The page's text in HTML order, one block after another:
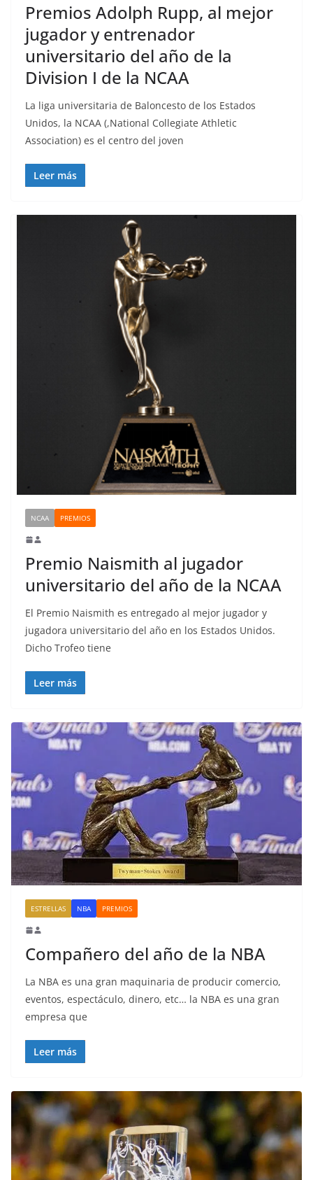
Premios Adolph Rupp, al mejor
jugador y entrenador
universitario del año de la
Division I de la NCAA
La liga universitaria de Baloncesto de los Estados
Unidos, la NCAA (,National Collegiate Athletic
Association) es el centro del joven
Leer más
NCAA PREMIOS
Premio Naismith al jugador
universitario del año de la NCAA
El Premio Naismith es entregado al mejor jugador y
jugadora universitario del año en los Estados Unidos.
Dicho Trofeo tiene
Leer más
ESTRELLAS NBA PREMIOS
Compañero del año de la NBA
La NBA es una gran maquinaria de producir comercio,
eventos, espectáculo, dinero, etc… la NBA es una gran
empresa que
Leer más